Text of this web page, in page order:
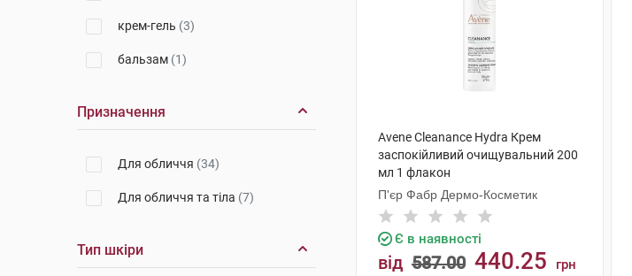
Апівіта С.А.(1)
Мартідерм Ес Ел
крем-гель (3)
бальзам (1)
Призначення
Для обличчя (34)
Для обличчя та тіла (7)
Тип шкіри
Avene Cleanance Hydra Крем
заспокійливий очищувальний 200
мл 1 флакон
П'єр Фабр Дермо-Косметик
Є в наявності
від 587.00 440.25 грн